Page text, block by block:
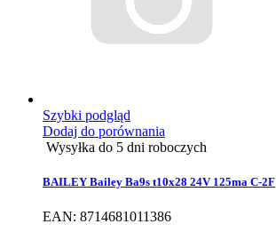
Szybki podgląd
Dodaj do porównania
Wysyłka do 5 dni roboczych
BAILEY Bailey Ba9s t10x28 24V 125ma C-2F
EAN: 8714681011386